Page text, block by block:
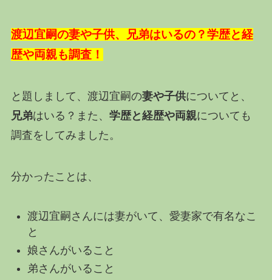
渡辺宜嗣の妻や子供、兄弟はいるの？学歴と経
歴や両親も調査！
と題しまして、渡辺宜嗣の妻や子供についてと、
兄弟はいる？また、 学歴と経歴や両親についても
調査をしてみました。
分かったことは、
渡辺宜嗣さんには妻がいて、愛妻家で有名なこ
と
娘さんがいること
弟さんがいること